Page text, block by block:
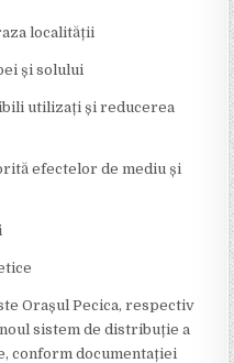
localității
și solului
utilizați și reducerea
efectelor de mediu și
Orașul Pecica, respectiv
sistem de distribuție a
conform documentației